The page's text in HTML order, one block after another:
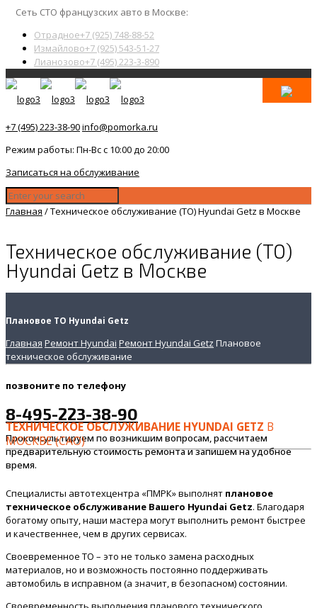
Сеть СТО французских авто в Москве:
Отрадное+7 (925) 748-88-52
Измайлово+7 (925) 543-51-27
Лианозово+7 (495) 223-3-890
+7 (495) 223-38-90info@pomorka.ru
Режим работы: Пн-Вс с 10:00 до 20:00
Записаться на обслуживание
Главная /Техническое обслуживание (ТО) Hyundai Getz в Москве
Техническое обслуживание (ТО)
Hyundai Getz в Москве
Плановое ТО Hyundai Getz
Главная Ремонт Hyundai Ремонт Hyundai Getz Плановое
техническое обслуживание
позвоните по телефону
8-495-223-38-90
Проконсультируем по возникшим вопросам, рассчитаем
предварительную стоимость ремонта и запишем на удобное
время.
ТЕХНИЧЕСКОЕ ОБСЛУЖИВАНИЕ HYUNDAI GETZ В
МОСКВЕ (САО)
Специалисты автотехцентра «ПМРК» выполнят плановое
техническое обслуживание Вашего Hyundai Getz. Благодаря
богатому опыту, наши мастера могут выполнить ремонт быстрее
и качественнее, чем в других сервисах.
Своевременное ТО – это не только замена расходных
материалов, но и возможность постоянно поддерживать
автомобиль в исправном (а значит, в безопасном) состоянии.